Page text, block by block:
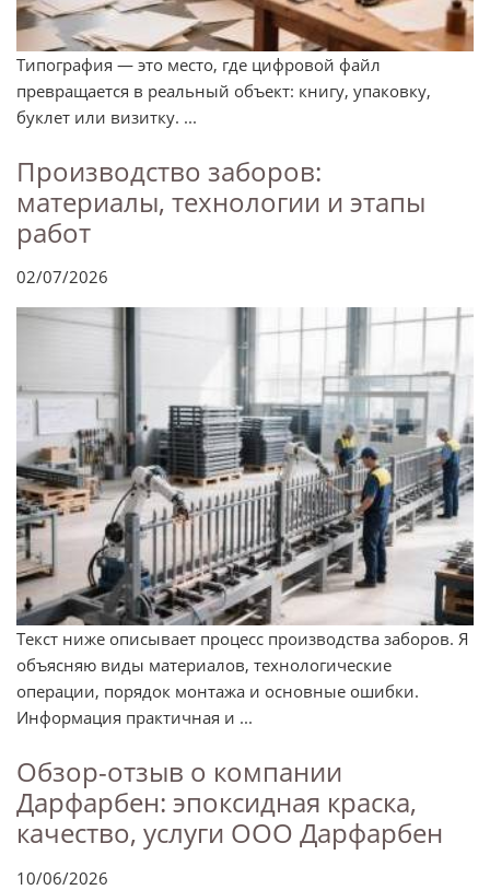
Типография — это место, где цифровой файл
превращается в реальный объект: книгу, упаковку,
буклет или визитку. ...
Производство заборов:
материалы, технологии и этапы
работ
02/07/2026
Текст ниже описывает процесс производства заборов. Я
объясняю виды материалов, технологические
операции, порядок монтажа и основные ошибки.
Информация практичная и ...
Обзор-отзыв о компании
Дарфарбен: эпоксидная краска,
качество, услуги ООО Дарфарбен
10/06/2026